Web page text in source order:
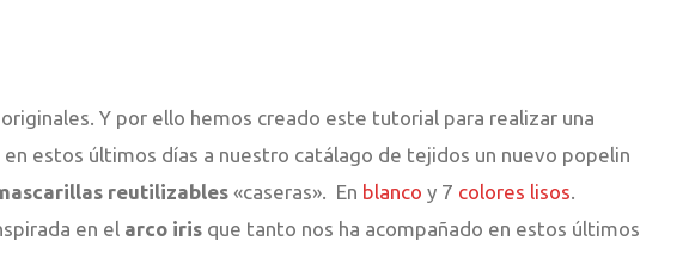
Y por ello hemos creado este tutorial para realizar una
estos últimos días a nuestro catálago de tejidos un nuevo popelin
reutilizables «caseras». En blanco y 7 colores lisos.
en el arco iris que tanto nos ha acompañado en estos últimos